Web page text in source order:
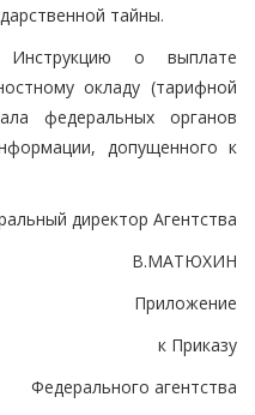
тайны.
Инструкцию о выплате
окладу (тарифной
федеральных органов
допущенного к
директор Агентства
В.МАТЮХИН
Приложение
к Приказу
Федерального агентства